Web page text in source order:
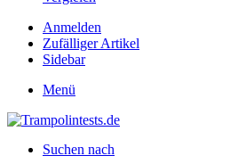
Anmelden
Zufälliger Artikel
Sidebar
Menü
Suchen nach